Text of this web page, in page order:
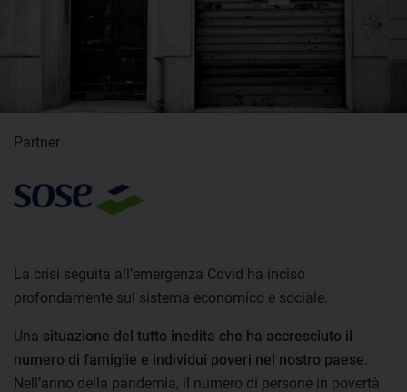
Partner
La crisi seguita all’emergenza Covid ha inciso
profondamente sul sistema economico e sociale.
Una situazione del tutto inedita che ha accresciuto il
numero di famiglie e individui poveri nel nostro paese.
Nell’anno della pandemia, il numero di persone in povertà